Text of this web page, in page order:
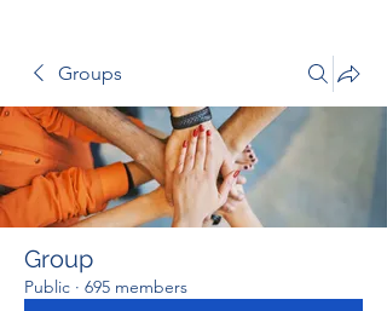
Groups
Group
Public · 695 members